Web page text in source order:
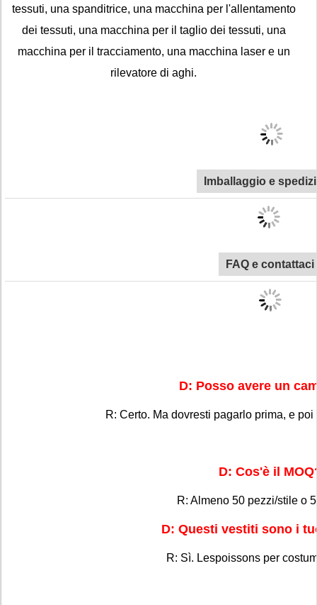
tessuti, una spanditrice, una macchina per l'allentamento
dei tessuti, una macchina per il taglio dei tessuti, una
macchina per il tracciamento, una macchina laser e un
rilevatore di aghi.
Imballaggio e
FAQ e contattaci
D: Posso avere un
R: Certo. Ma dovresti pagarlo prima, e
D: Cos'è il
R: Almeno 50 pezzi/stile o
D: Questi vestiti sono i
R: Sì. Lespoissons per